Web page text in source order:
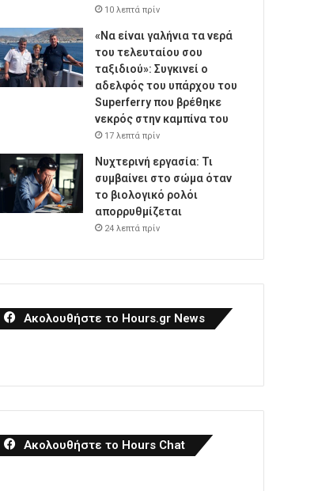
10 λεπτά πρίν
«Να είναι γαλήνια τα νερά
του τελευταίου σου
ταξιδιού»: Συγκινεί ο
αδελφός του υπάρχου του
Superferry που βρέθηκε
νεκρός στην καμπίνα του
17 λεπτά πρίν
Νυχτερινή εργασία: Τι
συμβαίνει στο σώμα όταν
το βιολογικό ρολόι
απορρυθμίζεται
24 λεπτά πρίν
Ακολουθήστε το Hours.gr News
Ακολουθήστε το Hours Chat